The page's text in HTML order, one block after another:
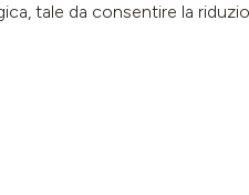
tale da consentire la